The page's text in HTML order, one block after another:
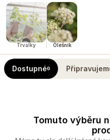
Trvalky Olešník
Dostupné0
Tomuto výběru